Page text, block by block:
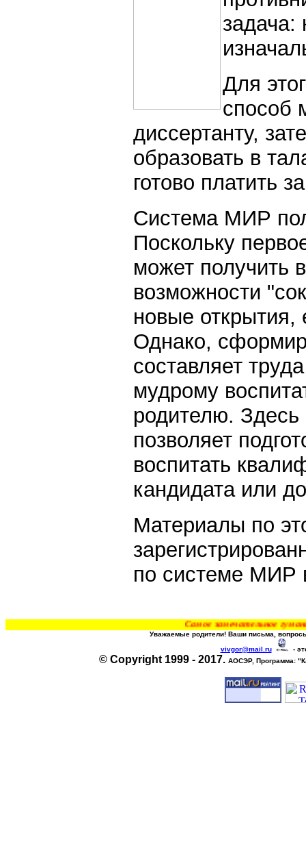
задача:
Для
способ
диссертанту,
образовать в
готово платить
Система МИР
Поскольку
может получить
возможности
новые открытия,
Однако,
составляет
мудрому
родителю.
позволяет
воспитать
кандидата или
Материалы по
по системе
Самое замечательное гуманитарное
Уважаемые родители! Ваши письма,
vivgor@mail.ru
-
© Copyright 1999 - 2017. АОСЭР, Программа: